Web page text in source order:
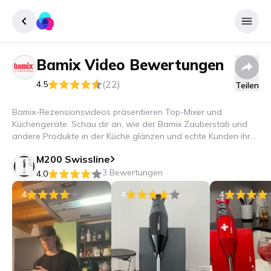
Registrieren
Einloggen
Bamix Video Bewertungen
4.5 (22) Teilen
Bamix-Rezensionsvideos präsentieren Top-Mixer und
Küchengeräte. Schau dir an, wie der Bamix Zauberstab und
andere Produkte in der Küche glänzen und echte Kunden ihre
M200 Swissline
4.0
3 Bewertungen
4
4 4